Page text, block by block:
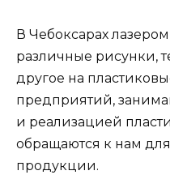
В Чебоксарах
различные рисунки,
другое на
предприятий,
и реализацией
обращаются к нам
продукции.